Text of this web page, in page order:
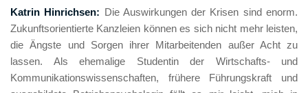
Katrin Hinrichsen: Die Auswirkungen der Krisen sind enorm.
Zukunftsorientierte Kanzleien können es sich nicht mehr leisten,
die Ängste und Sorgen ihrer Mitarbeitenden außer Acht zu
lassen. Als ehemalige Studentin der Wirtschafts- und
Kommunikationswissenschaften, frühere Führungskraft und